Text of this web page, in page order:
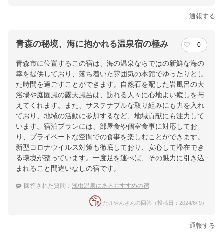
通報する
青森の秘境、海に抱かれる温泉宿の極み 0
青森市に位置するこの宿は、海の温泉ならではの新鮮な海の
幸を提供しており、落ち着いた雰囲気の本館でゆったりとし
た時間を過ごすことができます。自然石を配した岩風呂の大
浴場や庭園風の露天風呂は、訪れる人々に心地よい癒しを与
えてくれます。また、サステナブルな取り組みにも力を入れ
ており、地域の活動に参加するなど、地域貢献にも注力して
います。宿泊プランには、部屋食や個室食事に対応してお
り、プライベートな空間での食事を楽しむことができます。
新型コロナウイルス対策も徹底しており、安心して滞在でき
る環境が整っています。一度足を運べば、その魅力に引き込
まれること間違いなしの宿です。
回答された質問： 浅虫温泉にあるおすすめの宿
たけやんさんの回答（投稿日：2024/6/ 9）
通報する